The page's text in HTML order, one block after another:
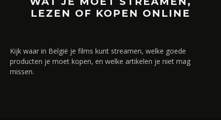
LEZEN OF KOPEN ONLINE
Kijk waar in België je films kunt streamen, welke goede
producten je moet kopen, en welke artikelen je niet mag
missen.